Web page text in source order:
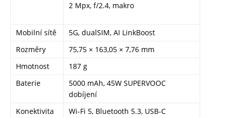
2 Mpx, f/2.4, makro
Mobilní sítě
5G, dualSIM, AI LinkBoost
Rozměry
75,75 × 163,05 × 7,76 mm
Hmotnost
187 g
Baterie
5000 mAh, 45W SUPERVOOC
dobíjení
Konektivita
Wi-Fi 5, Bluetooth 5.3, USB-C